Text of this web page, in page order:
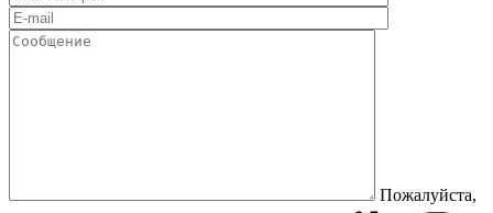
Пожалуйста,